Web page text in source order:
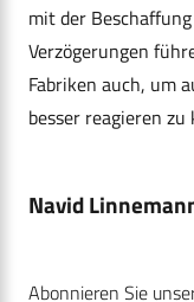
mit der
Verzögerungen
Fabriken auch, um
besser reagieren zu
Navid
Abonnieren Sie